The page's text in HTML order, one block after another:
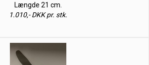
Længde 21 cm.
1.010,- DKK pr. stk.